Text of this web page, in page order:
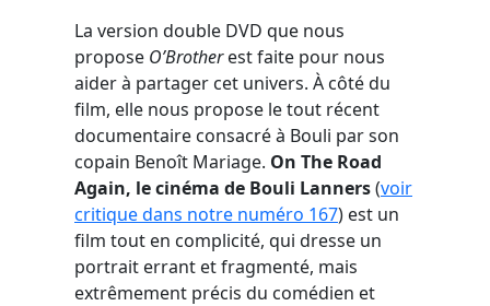
La version double DVD que nous
propose O’Brotherest faite pour nous
aider à partager cet univers. À côté du
film, elle nous propose le tout récent
documentaire consacré à Bouli par son
copain Benoît Mariage. On The Road
Again, le cinéma de Bouli Lanners(voir
critique dans notre numéro 167) est un
film tout en complicité, qui dresse un
portrait errant et fragmenté, mais
extrêmement précis du comédien et